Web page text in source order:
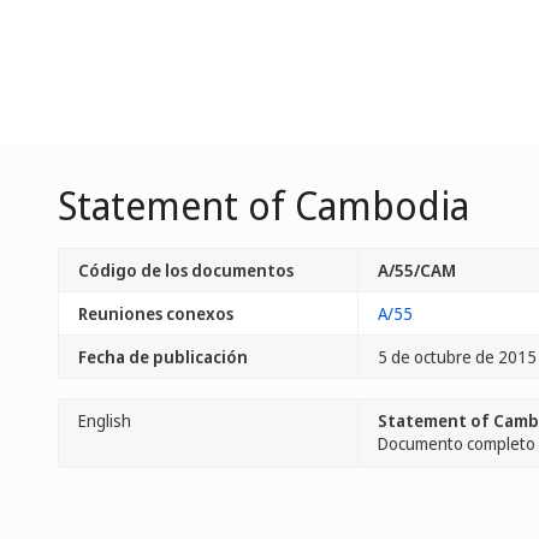
Statement of Cambodia
Código de los documentos
A/55/CAM
Reuniones conexos
A/55
Fecha de publicación
5 de octubre de 2015
English
Statement of
Documento completo